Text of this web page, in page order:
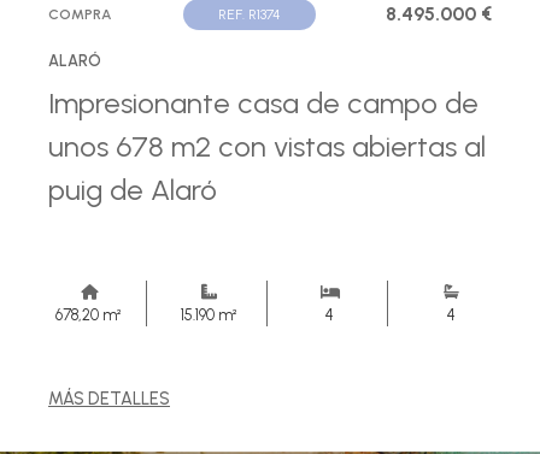
COMPRA REF. R1374 8.495.000 €
ALARÓ
Impresionante casa de campo de
unos 678 m2 con vistas abiertas al
puig de Alaró
678,20 m² 15.190 m² 4 4
MÁS DETALLES